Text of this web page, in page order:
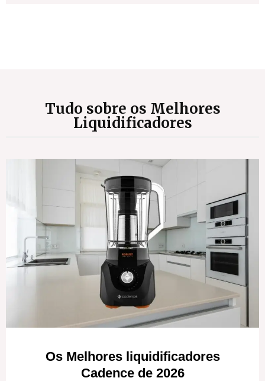
Tudo sobre os Melhores
Liquidificadores
Os Melhores liquidificadores
Cadence de 2026